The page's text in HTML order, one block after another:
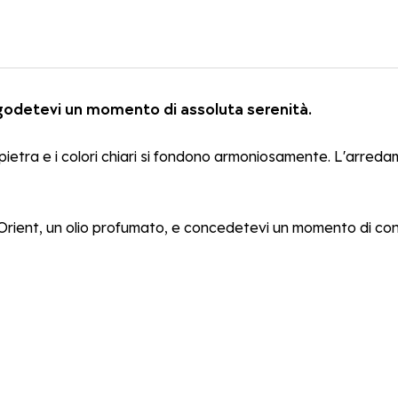
un momento di assoluta serenità.
e i colori chiari si fondono armoniosamente.
un olio profumato, e concedetevi un momento di